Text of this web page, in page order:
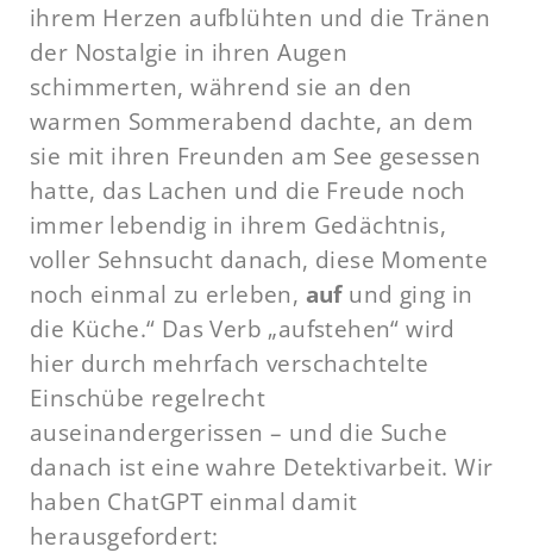
ihrem Herzen aufblühten und die Tränen
der Nostalgie in ihren Augen
schimmerten, während sie an den
warmen Sommerabend dachte, an dem
sie mit ihren Freunden am See gesessen
hatte, das Lachen und die Freude noch
immer lebendig in ihrem Gedächtnis,
voller Sehnsucht danach, diese Momente
noch einmal zu erleben, aufund ging in
die Küche.“ Das Verb „aufstehen“ wird
hier durch mehrfach verschachtelte
Einschübe regelrecht
auseinandergerissen – und die Suche
danach ist eine wahre Detektivarbeit. Wir
haben ChatGPT einmal damit
herausgefordert: